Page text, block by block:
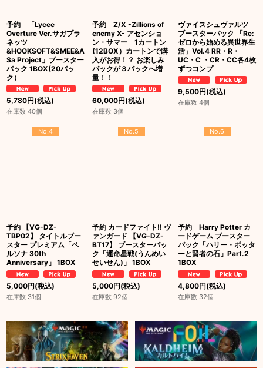
予約 「Lycee
Overture Ver.サガプラ
ネッツ
&HOOKSOFT&SMEE&A
Sa Project」ブースター
パック 1BOX(20パッ
ク）
5,780円(税込)
在庫数 40個
予約 Z/X -Zillions of
enemy X- アセンショ
ン・サマー 1カートン
(12BOX）カートンで購
入がお得！？ お楽しみ
パックが３パックへ増
量！！
60,000円(税込)
在庫数 3個
ヴァイスシュヴァルツ
ブースターパック 「Re:
ゼロから始める異世界生
活」Vol.4 RR・R・
UC・C ・CR・CC各4枚
ずつコンプ
9,500円(税込)
在庫数 4個
No.4
予約 【VG-DZ-
TBP02】 タイトルブー
スター プレミアム「ペ
ルソナ 30th
Anniversary」 1BOX
5,000円(税込)
在庫数 31個
No.5
予約 カードファイト!! ヴ
ァンガード 【VG-DZ-
BT17】 ブースターパッ
ク「運命星戦(うんめい
せいせん)」 1BOX
5,000円(税込)
在庫数 92個
No.6
予約 Harry Potter カ
ードゲーム ブースター
パック「ハリー・ポッタ
ーと賢者の石」Part.2
1BOX
4,800円(税込)
在庫数 32個